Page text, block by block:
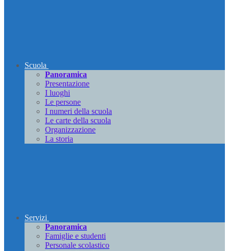
Scuola
Panoramica
Presentazione
I luoghi
Le persone
I numeri della scuola
Le carte della scuola
Organizzazione
La storia
Servizi
Panoramica
Famiglie e studenti
Personale scolastico